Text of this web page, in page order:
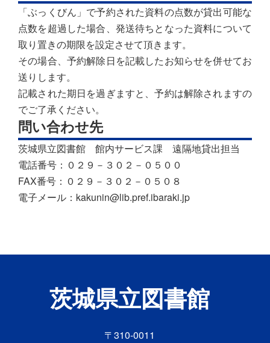
「ぶっくびん」で予約された資料の点数が貸出可能な
点数を超過した場合、発送待ちとなった資料について
取り置きの期限を設定させて頂きます。
その場合、予約解除日を記載したお知らせを併せてお
送りします。
記載された期日を過ぎますと、予約は解除されますの
でご了承ください。
問い合わせ先
茨城県立図書館 館内サービス課 遠隔地貸出担当
電話番号：０２９－３０２－０５００
FAX番号：０２９－３０２－０５０８
電子メール：kakunin@lib.pref.ibaraki.jp
茨城県立図書館
〒310-0011